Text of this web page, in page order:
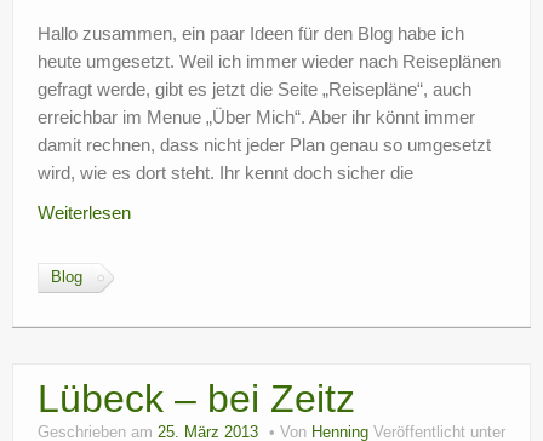
Hallo zusammen, ein paar Ideen für den Blog habe ich
heute umgesetzt. Weil ich immer wieder nach Reiseplänen
gefragt werde, gibt es jetzt die Seite „Reisepläne“, auch
erreichbar im Menue „Über Mich“. Aber ihr könnt immer
damit rechnen, dass nicht jeder Plan genau so umgesetzt
wird, wie es dort steht. Ihr kennt doch sicher die
Weiterlesen
Blog
Lübeck – bei Zeitz
Geschrieben am 25. März 2013 Von Henning Veröffentlicht unter